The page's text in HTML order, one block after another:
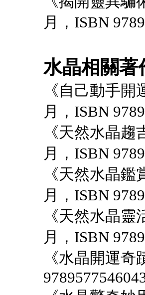
月，ISBN
水晶相關著
《自己動手
月，ISBN
《天然水晶
月，ISBN
《天然水晶
月，ISBN
《天然水晶
月，ISBN
《水晶開運